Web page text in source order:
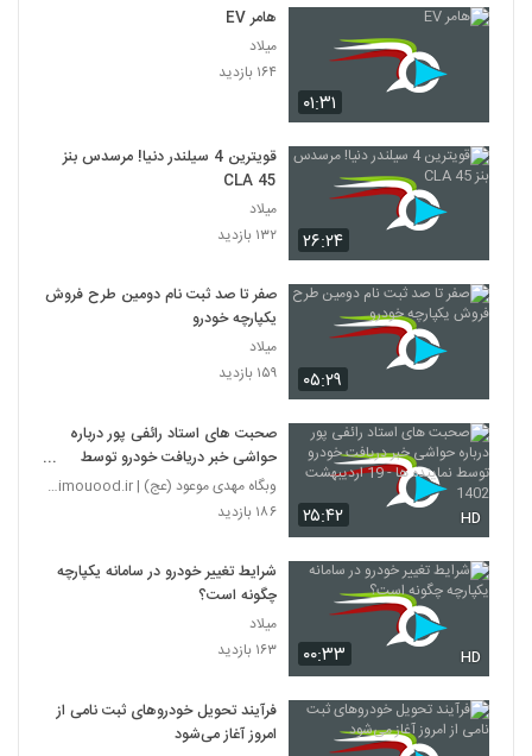
۰۱:۳۱
هامر EV
میلاد
۱۶۴ بازدید
۲۶:۲۴
قویترین 4 سیلندر دنیا! مرسدس بنز
CLA 45
میلاد
۱۳۲ بازدید
۰۵:۲۹
صفر تا صد ثبت نام دومین طرح فروش
یکپارچه خودرو
میلاد
۱۵۹ بازدید
۲۵:۴۲ HD
صحبت های استاد رائفی پور درباره
حواشی خبر دریافت خودرو توسط
نماینده ها - 19 اردیبهشت 1402
وبگاه مهدی موعود (عج) | mahdimouood.ir
۱۸۶ بازدید
۰۰:۳۳ HD
شرایط تغییر خودرو در سامانه یکپارچه
چگونه است؟
میلاد
۱۶۳ بازدید
فرآیند تحویل خودروهای ثبت نامی از
امروز آغاز می‌شود